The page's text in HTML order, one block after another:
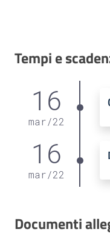
Tempi e
16
mar/22
16
mar/22
Documenti